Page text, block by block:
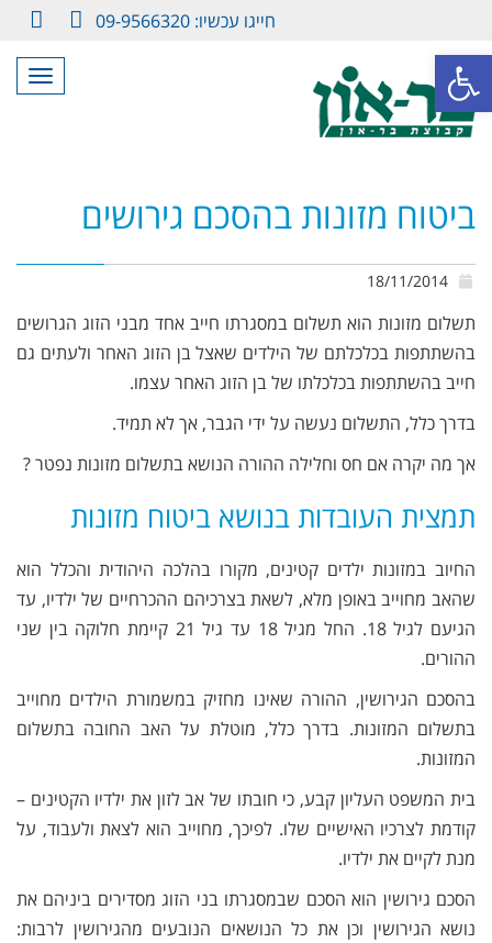
פתח סרגל נגישות
חייגו עכשיו: 09-9566320
ביטוח מזונות בהסכם גירושים
תשלום מזונות הוא תשלום במסגרתו חייב אחד מבני הזוג הגרושים
בהשתתפות בכלכלתם של הילדים שאצל בן הזוג האחר ולעתים גם
חייב בהשתתפות בכלכלתו של בן הזוג האחר עצמו.
בדרך כלל, התשלום נעשה על ידי הגבר, אך לא תמיד.
אך מה יקרה אם חס וחלילה ההורה הנושא בתשלום מזונות נפטר ?
תמצית העובדות בנושא ביטוח מזונות
החיוב במזונות ילדים קטינים, מקורו בהלכה היהודית והכלל הוא
שהאב מחוייב באופן מלא, לשאת בצרכיהם ההכרחיים של ילדיו, עד
הגיעם לגיל 18. החל מגיל 18 עד גיל 21 קיימת חלוקה בין שני
ההורים.
בהסכם הגירושין, ההורה שאינו מחזיק במשמורת הילדים מחוייב
בתשלום המזונות. בדרך כלל, מוטלת על האב החובה בתשלום
המזונות.
בית המשפט העליון קבע, כי חובתו של אב לזון את ילדיו הקטינים –
קודמת לצרכיו האישיים שלו. לפיכך, מחוייב הוא לצאת ולעבוד, על
מנת לקיים את ילדיו.
הסכם גירושין הוא הסכם שבמסגרתו בני הזוג מסדירים ביניהם את
נושא הגירושין וכן את כל הנושאים הנובעים מהגירושין לרבות: